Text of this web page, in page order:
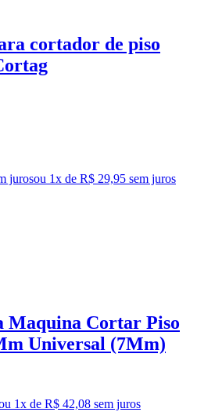
cortador de piso
jurosou 1x de R$ 29,95 sem juros
Maquina Cortar Piso
Universal (7Mm)
1x de R$ 42,08 sem juros